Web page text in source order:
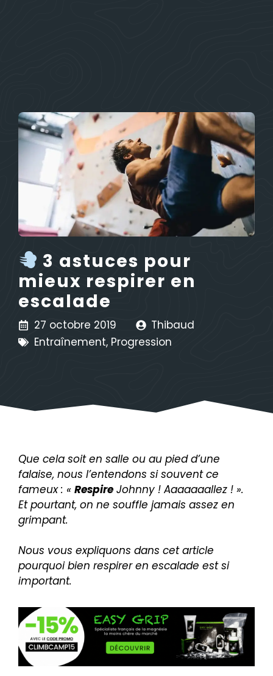
3 astuces pour
mieux respirer en
escalade
27 octobre 2019
Thibaud
Entraînement, Progression
Que cela soit en salle ou au pied d’une
falaise, nous l’entendons si souvent ce
fameux : « Respire Johnny ! Aaaaaaallez ! ».
Et pourtant, on ne souffle jamais assez en
grimpant.
Nous vous expliquons dans cet article
pourquoi bien respirer en escalade est si
important.